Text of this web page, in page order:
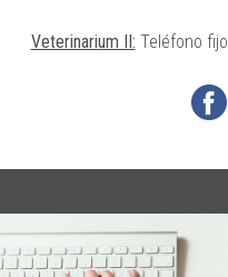
Veterinarium II: Teléfono fijo